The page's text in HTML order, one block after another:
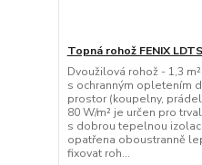
Topná rohož FENIX
Dvoužilová rohož - 1,3
s ochranným opletením
prostor (koupelny,
80 W/m² je určen pro
s dobrou tepelnou
opatřena oboustranně
fixovat roh...